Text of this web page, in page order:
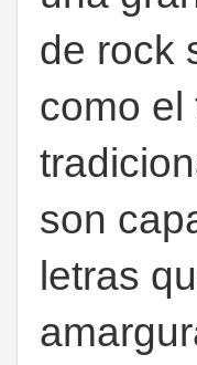
de rock
como el
son
letras